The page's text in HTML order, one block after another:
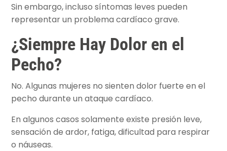
Sin embargo, incluso síntomas leves pueden
representar un problema cardíaco grave.
¿Siempre Hay Dolor en el
Pecho?
No. Algunas mujeres no sienten dolor fuerte en el
pecho durante un ataque cardíaco.
En algunos casos solamente existe presión leve,
sensación de ardor, fatiga, dificultad para respirar
o náuseas.